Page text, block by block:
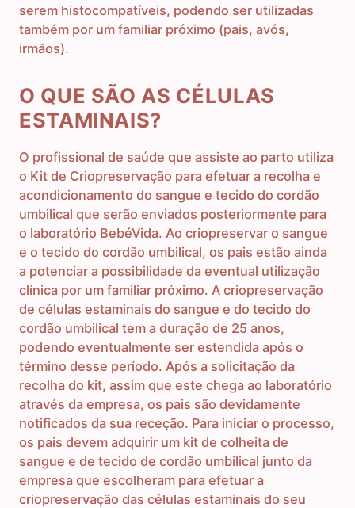
serem histocompatíveis, podendo ser utilizadas
também por um familiar próximo (pais, avós,
irmãos).
O QUE SÃO AS CÉLULAS
ESTAMINAIS?
O profissional de saúde que assiste ao parto utiliza
o Kit de Criopreservação para efetuar a recolha e
acondicionamento do sangue e tecido do cordão
umbilical que serão enviados posteriormente para
o laboratório BebéVida. Ao criopreservar o sangue
e o tecido do cordão umbilical, os pais estão ainda
a potenciar a possibilidade da eventual utilização
clínica por um familiar próximo. A criopreservação
de células estaminais do sangue e do tecido do
cordão umbilical tem a duração de 25 anos,
podendo eventualmente ser estendida após o
término desse período. Após a solicitação da
recolha do kit, assim que este chega ao laboratório
através da empresa, os pais são devidamente
notificados da sua receção. Para iniciar o processo,
os pais devem adquirir um kit de colheita de
sangue e de tecido de cordão umbilical junto da
empresa que escolheram para efetuar a
criopreservação das células estaminais do seu